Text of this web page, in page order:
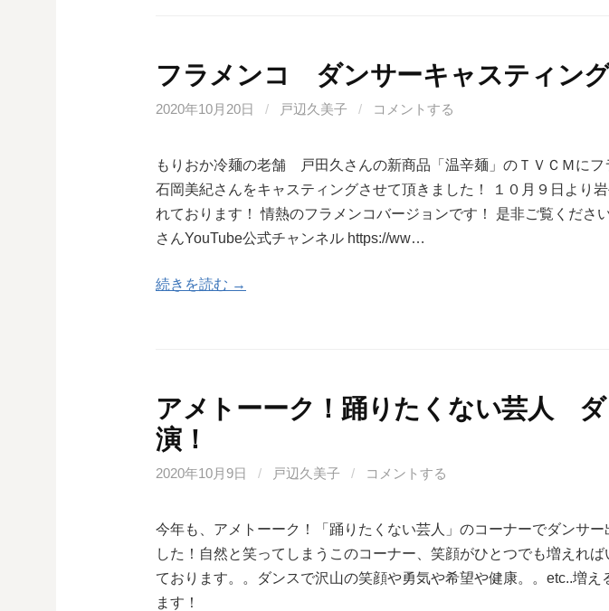
フラメンコ ダンサーキャスティン
2020年10月20日 / 戸辺久美子 / コメントする
もりおか冷麺の老舗 戸田久さんの新商品「温辛麺」のＴＶＣＭにフ
石岡美紀さんをキャスティングさせて頂きました！ １０月９日より
れております！ 情熱のフラメンコバージョンです！ 是非ご覧くださ
さんYouTube公式チャンネル https://ww…
続きを読む →
アメトーーク！踊りたくない芸人 ダ
演！
2020年10月9日 / 戸辺久美子 / コメントする
今年も、アメトーーク！「踊りたくない芸人」のコーナーでダンサー
した！自然と笑ってしまうこのコーナー、笑顔がひとつでも増えれ
ております。。ダンスで沢山の笑顔や勇気や希望や健康。。etc..増え
ます！